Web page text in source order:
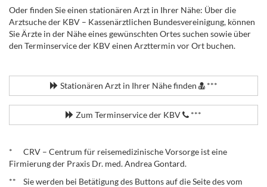
Oder finden Sie einen stationären Arzt in Ihrer Nähe: Über die
Arztsuche der KBV – Kassenärztlichen Bundesvereinigung, können
Sie Ärzte in der Nähe eines gewünschten Ortes suchen sowie über
den Terminservice der KBV einen Arzttermin vor Ort buchen.
Stationären Arzt in Ihrer Nähe finden ***
Zum Terminservice der KBV ***
* CRV – Centrum für reisemedizinische Vorsorge ist eine
Firmierung der Praxis Dr. med. Andrea Gontard.
** Sie werden bei Betätigung des Buttons auf die Seite des vom